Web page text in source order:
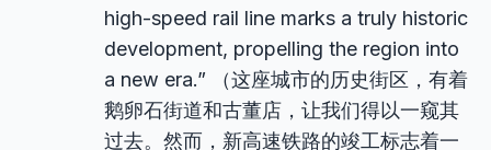
high-speed rail line marks a truly historic
development, propelling the region into
a new era.” （这座城市的历史街区，有着
鹅卵石街道和古董店，让我们得以一窥其
过去。然而，新高速铁路的竣工标志着一